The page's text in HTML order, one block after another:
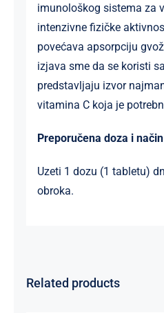
imunološkog sistema za
intenzivne fizičke
povećava apsorpciju
izjava sme da se koristi
predstavljaju izvor
vitamina C koja je
Preporučena doza i
Uzeti 1 dozu (1 tabletu)
obroka.
Related products